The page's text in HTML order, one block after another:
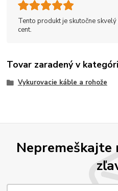
Tento produkt je skutočne
cent.
Tovar zaradený v
Vykurovacie káble a rohože
Nepremeškajte